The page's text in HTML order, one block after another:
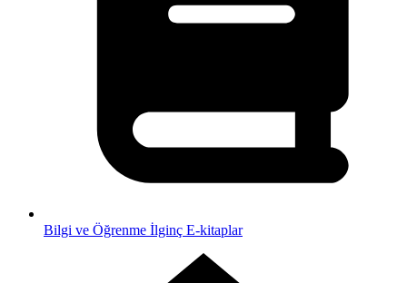
Bilgi ve Öğrenme İlginç E-kitaplar